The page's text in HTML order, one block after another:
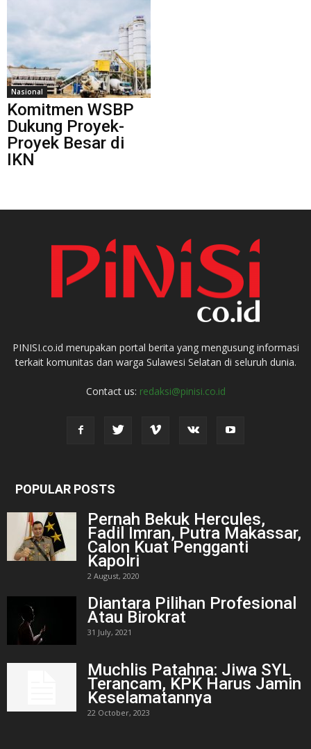
Nasional
Komitmen WSBP
Dukung Proyek-
Proyek Besar di
IKN
PINISI.co.id merupakan portal berita yang mengusung informasi
terkait komunitas dan warga Sulawesi Selatan di seluruh dunia.
Contact us: redaksi@pinisi.co.id
POPULAR POSTS
Pernah Bekuk Hercules,
Fadil Imran, Putra Makassar,
Calon Kuat Pengganti
Kapolri
2 August, 2020
Diantara Pilihan Profesional
Atau Birokrat
31 July, 2021
Muchlis Patahna: Jiwa SYL
Terancam, KPK Harus Jamin
Keselamatannya
22 October, 2023